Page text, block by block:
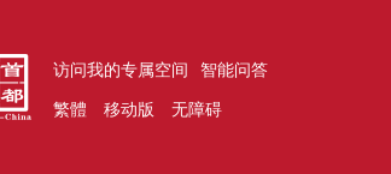
访问我的专属空间 智能问答
繁體 移动版 无障碍